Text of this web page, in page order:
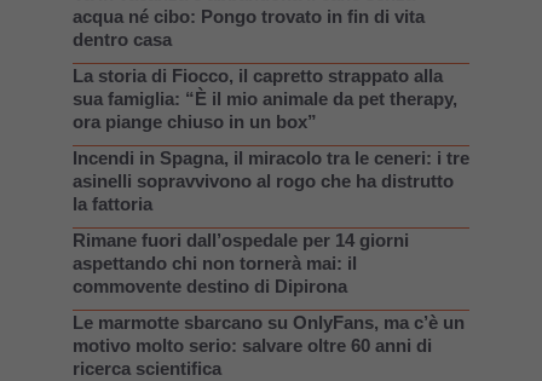
acqua né cibo: Pongo trovato in fin di vita
dentro casa
La storia di Fiocco, il capretto strappato alla
sua famiglia: “È il mio animale da pet therapy,
ora piange chiuso in un box”
Incendi in Spagna, il miracolo tra le ceneri: i tre
asinelli sopravvivono al rogo che ha distrutto
la fattoria
Rimane fuori dall’ospedale per 14 giorni
aspettando chi non tornerà mai: il
commovente destino di Dipirona
Le marmotte sbarcano su OnlyFans, ma c’è un
motivo molto serio: salvare oltre 60 anni di
ricerca scientifica